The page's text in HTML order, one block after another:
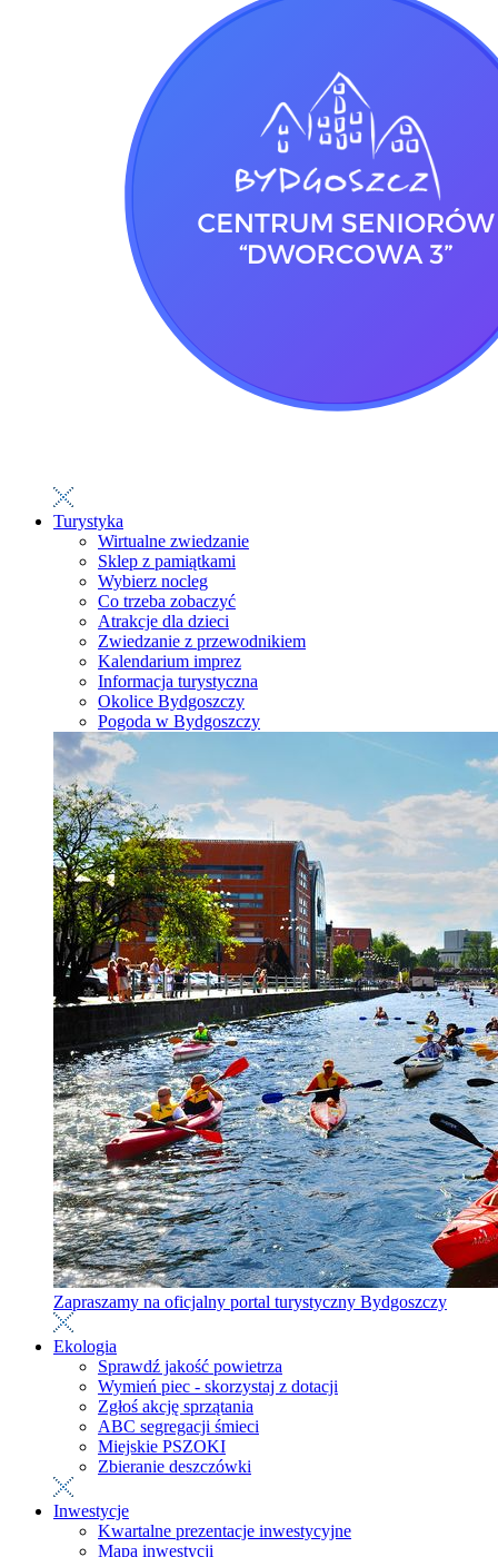
Turystyka
Wirtualne zwiedzanie
Sklep z pamiątkami
Wybierz nocleg
Co trzeba zobaczyć
Atrakcje dla dzieci
Zwiedzanie z przewodnikiem
Kalendarium imprez
Informacja turystyczna
Okolice Bydgoszczy
Pogoda w Bydgoszczy
Zapraszamy na oficjalny portal turystyczny Bydgoszczy
Ekologia
Sprawdź jakość powietrza
Wymień piec - skorzystaj z dotacji
Zgłoś akcję sprzątania
ABC segregacji śmieci
Miejskie PSZOKI
Zbieranie deszczówki
Inwestycje
Kwartalne prezentacje inwestycyjne
Mapa inwestycji